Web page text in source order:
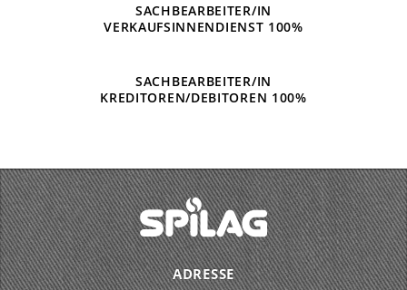
SACHBEARBEITER/IN
VERKAUFSINNENDIENST 100%
SACHBEARBEITER/IN
KREDITOREN/DEBITOREN 100%
ADRESSE